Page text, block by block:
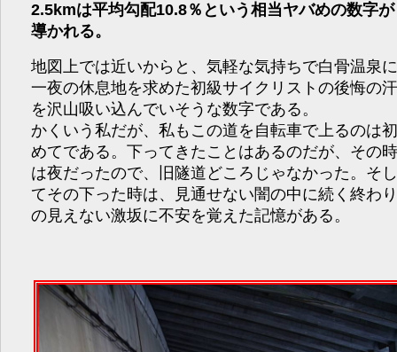
2.5kmは平均勾配10.8％という相当ヤバめの数字が
導かれる。
地図上では近いからと、気軽な気持ちで白骨温泉
一夜の休息地を求めた初級サイクリストの後悔の
を沢山吸い込んでいそうな数字である。
かくいう私だが、私もこの道を自転車で上るのは
めてである。下ってきたことはあるのだが、その
は夜だったので、旧隧道どころじゃなかった。そ
てその下った時は、見通せない闇の中に続く終わ
の見えない激坂に不安を覚えた記憶がある。